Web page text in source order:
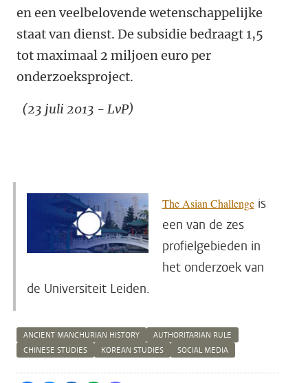
en een veelbelovende wetenschappelijke
staat van dienst. De subsidie bedraagt 1,5
tot maximaal 2 miljoen euro per
onderzoeksproject.
(23 juli 2013 - LvP)
The Asian Challengeis
een van de zes
profielgebieden in
het onderzoek van
de Universiteit Leiden.
ANCIENT MANCHURIAN HISTORY
AUTHORITARIAN RULE
CHINESE STUDIES
KOREAN STUDIES SOCIAL MEDIA